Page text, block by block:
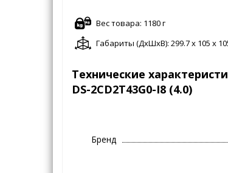
Вес товара: 1180 г
Габариты (ДxШxВ): 299.7 x 105 x
Технические
DS-2CD2T43G0-I8 (4.0)
Бренд